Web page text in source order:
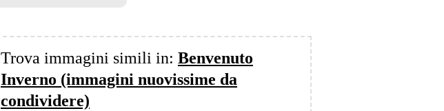
Trova immagini simili in: Benvenuto
Inverno (immagini nuovissime da
condividere)